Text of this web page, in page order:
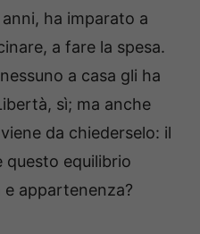
ha imparato a
a fare la spesa.
a casa gli ha
sì; ma anche
da chiederselo: il
questo equilibrio
appartenenza?